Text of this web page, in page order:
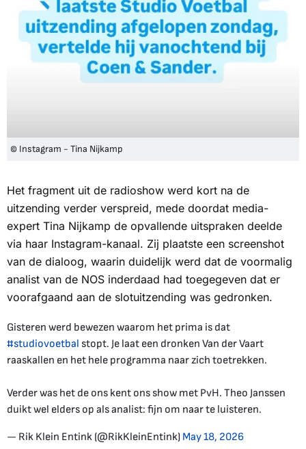
© Instagram - Tina Nijkamp
Het fragment uit de radioshow werd kort na de
uitzending verder verspreid, mede doordat media-
expert Tina Nijkamp de opvallende uitspraken deelde
via haar Instagram-kanaal. Zij plaatste een screenshot
van de dialoog, waarin duidelijk werd dat de voormalig
analist van de NOS inderdaad had toegegeven dat er
voorafgaand aan de slotuitzending was gedronken.
Gisteren werd bewezen waarom het prima is dat
#studiovoetbal stopt. Je laat een dronken Van der Vaart
raaskallen en het hele programma naar zich toetrekken.
Verder was het de ons kent ons show met PvH. Theo Janssen
duikt wel elders op als analist: fijn om naar te luisteren.
— Rik Klein Entink (@RikKleinEntink) May 18, 2026